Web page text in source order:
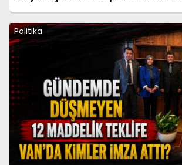
kanun teklifine destek
Politika